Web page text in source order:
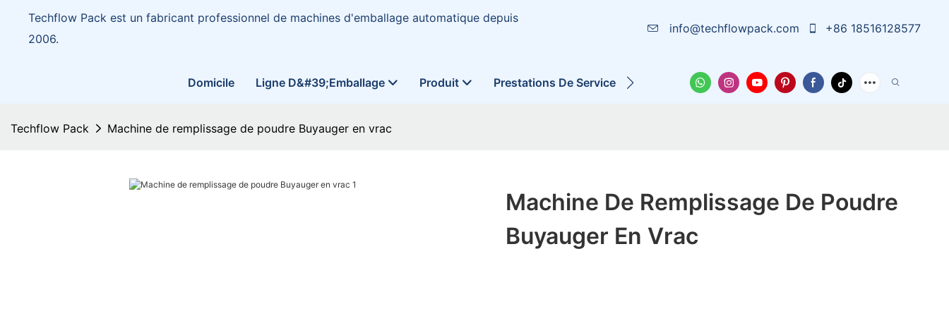
Techflow Pack est un fabricant professionnel de machines d'emballage automatique depuis
2006.
info@techflowpack.com +86 18516128577
Domicile Ligne D&#39;emballage Produit Prestations De Service La Solution À Propos De Nous Cas Nouvelles
Techflow Pack Machine de remplissage de poudre Buyauger en vrac
Machine De Remplissage De Poudre
Buyauger En Vrac